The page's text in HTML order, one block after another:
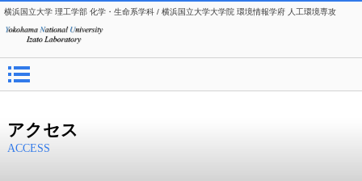
横浜国立大学 理工学部 化学・生命系学科 / 横浜国立大学大学院 環境情報学府 人工環境専攻
アクセス
ACCESS